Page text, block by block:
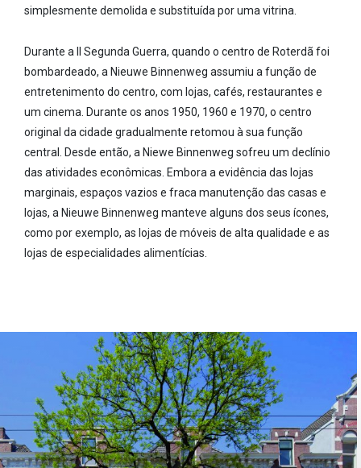
simplesmente demolida e substituída por uma vitrina.
Durante a II Segunda Guerra, quando o centro de Roterdã foi
bombardeado, a Nieuwe Binnenweg assumiu a função de
entretenimento do centro, com lojas, cafés, restaurantes e
um cinema. Durante os anos 1950, 1960 e 1970, o centro
original da cidade gradualmente retomou à sua função
central. Desde então, a Niewe Binnenweg sofreu um declínio
das atividades econômicas. Embora a evidência das lojas
marginais, espaços vazios e fraca manutenção das casas e
lojas, a Nieuwe Binnenweg manteve alguns dos seus ícones,
como por exemplo, as lojas de móveis de alta qualidade e as
lojas de especialidades alimentícias.